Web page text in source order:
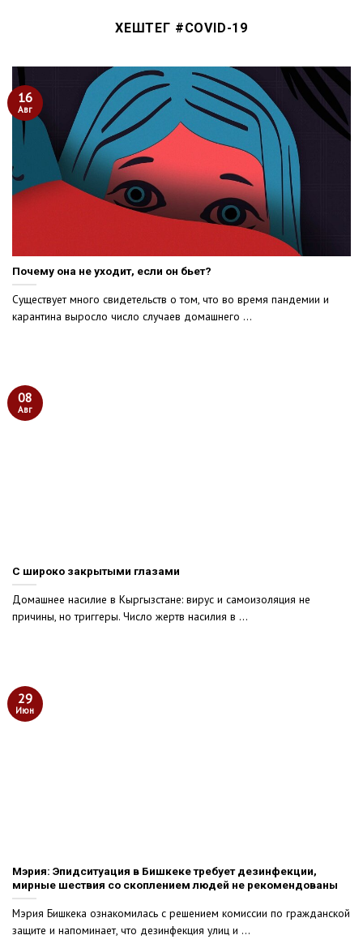
ХЕШТЕГ #COVID-19
Почему она не уходит, если он бьет?
Существует много свидетельств о том, что во время пандемии и
карантина выросло число случаев домашнего ...
16
Авг
С широко закрытыми глазами
Домашнее насилие в Кыргызстане: вирус и самоизоляция не
причины, но триггеры. Число жертв насилия в ...
08
Авг
Мэрия: Эпидситуация в Бишкеке требует дезинфекции,
мирные шествия со скоплением людей не рекомендованы
Мэрия Бишкека ознакомилась с решением комиссии по гражданской
защите и напоминает, что дезинфекция улиц и ...
29
Июн